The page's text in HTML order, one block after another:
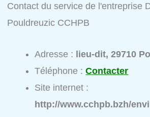
Contact du service de l'entreprise
Pouldreuzic CCHPB
Adresse : lieu-dit, 29710
Téléphone :Contacter
Site internet :
http://www.cchpb.bzh/